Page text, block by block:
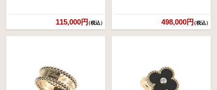
115,000円（税込） 498,000円（税込）